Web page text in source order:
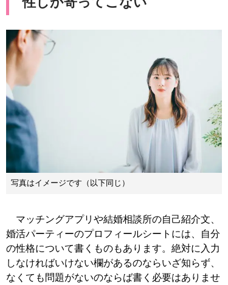
写真はイメージです（以下同じ）
マッチングアプリや結婚相談所の自己紹介文、
婚活パーティーのプロフィールシートには、自分
の性格について書くものもあります。絶対に入力
しなければいけない欄があるのならいざ知らず、
なくても問題がないのならば書く必要はありませ